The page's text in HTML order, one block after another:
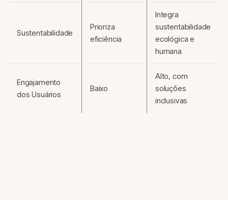
Sustentabilidade
Prioriza
eficiência
Integra
sustentabilidade
ecológica e
humana
Engajamento
dos Usuários
Baixo
Alto, com
soluções
inclusivas